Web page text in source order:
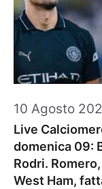
10 Agosto
Live
domenica 09:
Rodri.
West Ham,